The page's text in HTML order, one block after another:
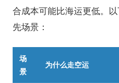
合成本可能比海运更低。
先场景：
场
景
为什么走空运